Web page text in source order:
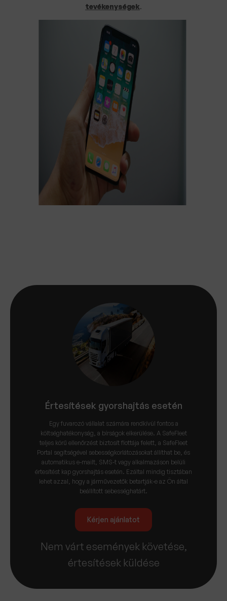
tevékenységek.
Értesítések gyorshajtás esetén
Egy fuvarozó vállalat számára rendkívül fontos a
költséghatékonyság, a bírságok elkerülése. A SafeFleet
teljes körű ellenőrzést biztosít flottája felett, a SafeFleet
Portal segítségével sebességkorlátozásokat állíthat be, és
automatikus e-mailt, SMS-t vagy alkalmazáson belüli
értesítést kap gyorshajtás esetén. Ezáltal mindig tisztában
lehet azzal, hogy a járművezetők betartják-e az Ön által
beállított sebességhatárt.
Kérjen ajánlatot
Nem várt események követése,
értesítések küldése